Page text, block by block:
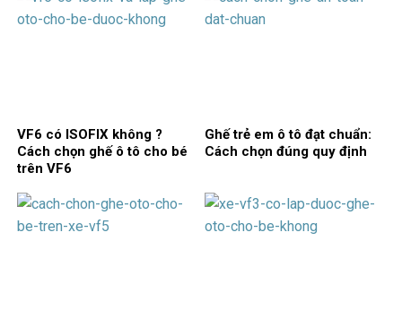
VF6 có ISOFIX không ?
Cách chọn ghế ô tô cho bé
trên VF6
Ghế trẻ em ô tô đạt chuẩn:
Cách chọn đúng quy định